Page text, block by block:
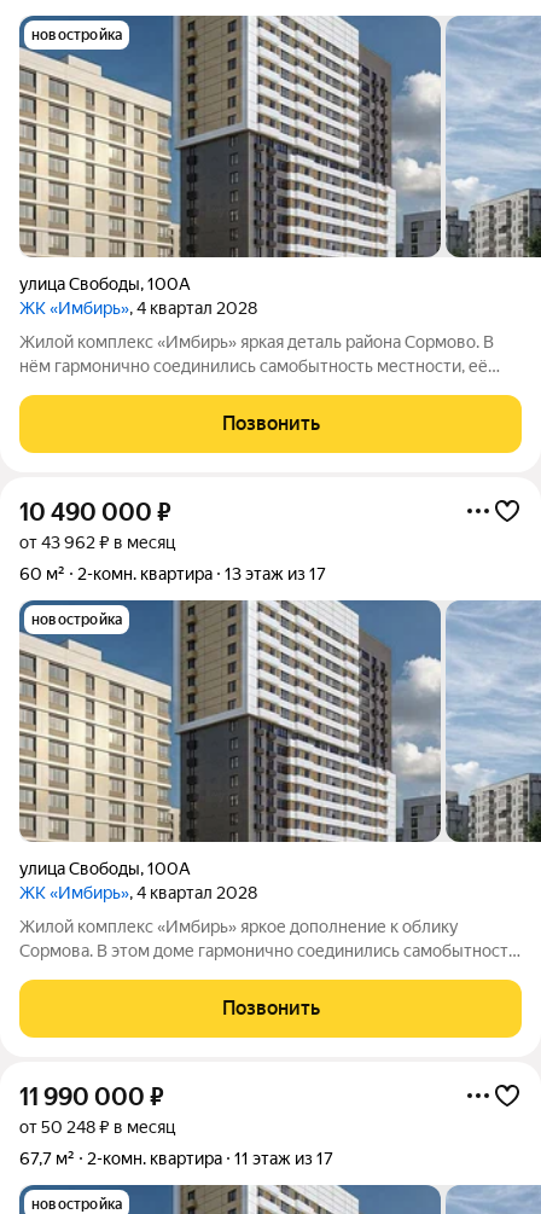
новостройка
улица Свободы,100А
ЖК «Имбирь», 4 квартал 2028
Жилой комплекс «Имбирь» яркая деталь района Сормово. В
нём гармонично соединились самобытность местности, её
необходимое находится поблизости: транспортная
доступность, торговые точки, образовательные
Позвонить
10 490 000 ₽
от 43 962 ₽ в месяц
60 м²
2-комн. квартира 13 этаж из 17
новостройка
улица Свободы,100А
ЖК «Имбирь», 4 квартал 2028
Жилой комплекс «Имбирь» яркое дополнение к облику
Сормова. В этом доме гармонично соединились самобытность
необходимое находится в шаговой доступности:
общественный транспорт, магазины,
Позвонить
11 990 000 ₽
от 50 248 ₽ в месяц
67,7 м²
2-комн. квартира 11 этаж из 17
новостройка